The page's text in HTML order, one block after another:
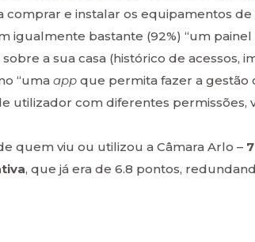
comprar e instalar os equipamentos de
igualmente bastante (92%) “um
a sua casa (histórico de acessos,
“uma app que permita fazer a gestão
utilizador com diferentes permissões,
quem viu ou utilizou a Câmara Arlo –
, que já era de 6.8 pontos,